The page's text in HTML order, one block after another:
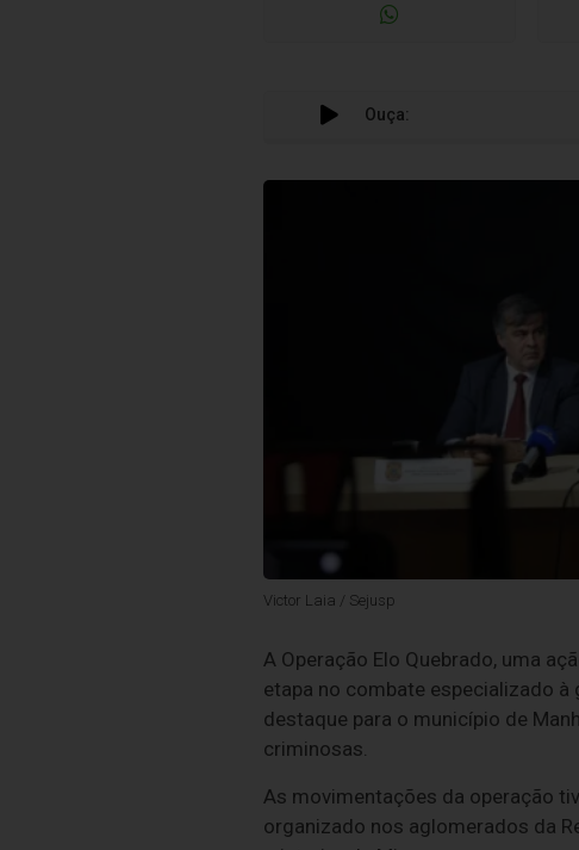
Ouça:
Victor Laia / Sejusp
A Operação Elo Quebrado, uma
etapa no combate especializado à
destaque para o município de
criminosas.
As movimentações da operação
organizado nos aglomerados da